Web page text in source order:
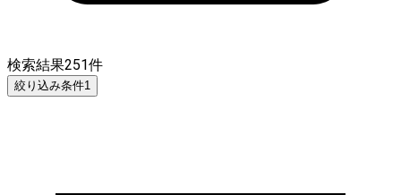
検索結果251件
絞り込み条件1